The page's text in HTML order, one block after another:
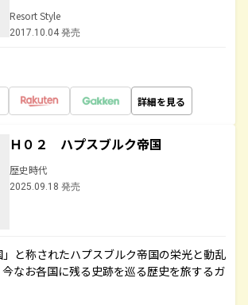
Resort Style
2017.10.04 発売
詳細を見る
Ｈ０２ ハプスブルク帝国
歴史時代
2025.09.18 発売
」と称されたハプスブルク帝国の栄光と動乱
なお各国に残る史跡を巡る歴史を旅するガ